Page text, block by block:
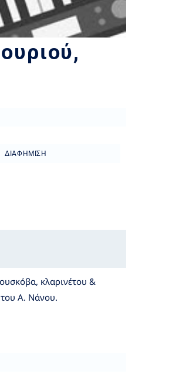
ΔΙΑΦΉΜΙΣΗ
κλαρινέτου &
Α. Νάνου.